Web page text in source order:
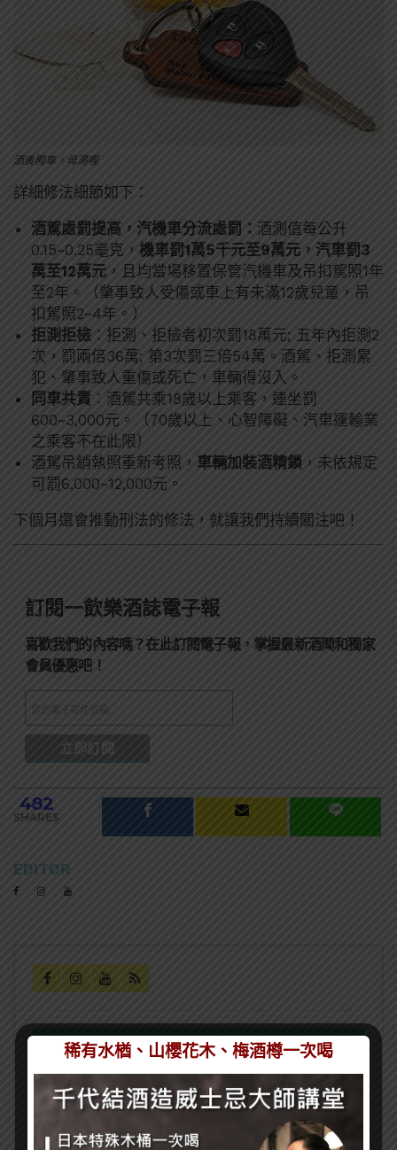
酒後開車，母湯喔
詳細修法細節如下：
酒駕處罰提高，汽機車分流處罰： 酒測值每公升
0.15~0.25毫克， 機車罰1萬5千元至9萬元，汽車罰3
萬至12萬元 ，且均當場移置保管汽機車及吊扣駕照1年
至2年。（肇事致人受傷或車上有未滿12歲兒童，吊
扣駕照2~4年。）
拒測拒檢 ：拒測、拒檢者初次罰18萬元; 五年內拒測2
次，罰兩倍36萬; 第3次罰三倍54萬。酒駕、拒測累
犯、肇事致人重傷或死亡，車輛得沒入。
同車共責 ：酒駕共乘18歲以上乘客，連坐罰
600~3,000元。（70歲以上、心智障礙、汽車運輸業
之乘客不在此限）
酒駕吊銷執照重新考照， 車輛加裝酒精鎖 ，未依規定
可罰6,000~12,000元。
下個月還會推動刑法的修法，就讓我們持續關注吧！
訂閱一飲樂酒誌電子報
喜歡我們的內容嗎？在此訂閱電子報，掌握最新酒聞和獨家
會員優惠吧！
482
SHARES
EDITOR
熱門文章
又惹川普不開心！美國向加拿大烈酒重課50%關
稀有水楢、山櫻花木、梅酒樽一次喝